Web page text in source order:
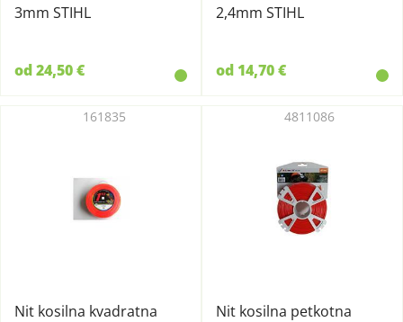
3mm STIHL
od 24,50 €
2,4mm STIHL
od 14,70 €
Nit kosilna kvadratna
161835
Nit kosilna petkotna
4811086